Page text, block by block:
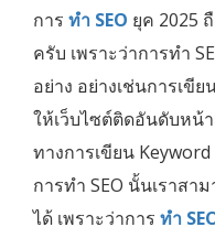
การ ทำ SEO ยุค 2025
ครับ เพราะว่าการทำ
อย่าง อย่างเช่นการเขีย
ให้เว็บไซต์ติดอันดับหน้า
ทางการเขียน
การทำ SEO นั้นเราสา
ได้ เพราะว่าการ ทำ